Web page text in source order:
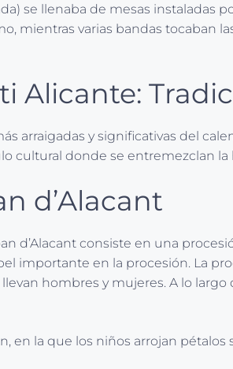
se llenaba de mesas instaladas
mientras varias bandas tocaban
Alicante:
arraigadas y significativas del
cultural donde se entremezclan la
d’Alacant
d’Alacant consiste en una
importante en la procesión. La
hombres y mujeres. A lo
en la que los niños arrojan